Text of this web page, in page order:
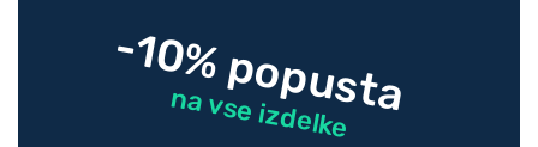
-10% popusta
na vse izdelke